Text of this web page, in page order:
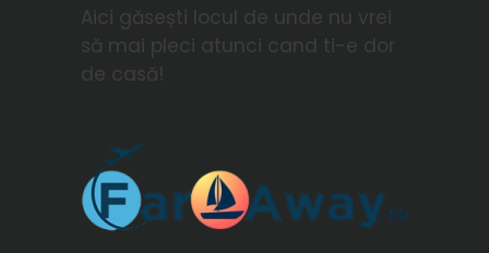
Aici găsești locul de unde nu vrei
să mai pleci atunci cand ti-e dor
de casă!